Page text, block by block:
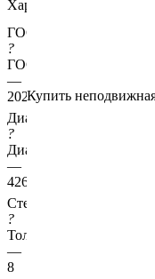
Купить
Характеристики
ГОСТ несущей трубы
?
ГОСТ основной трубы
—
20295
Диаметр трубы, мм
?
Диаметр основной трубы
—
426
Стенка трубы, мм
?
Толщина стенки
—
8